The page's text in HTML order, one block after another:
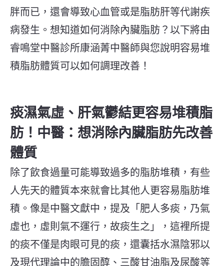
胖而已，還會導致心血管或是脂肪肝等代謝疾
病發生。 想知道如何消除內臟脂肪？以下將由
睿鳴堂中醫診所康涵菁中醫師與您說明容易堆
積脂肪體質可以如何調理改善！
痰濕氣虛、肝氣鬱結更容易堆積脂
肪！中醫：想消除內臟脂肪先改善
體質
除了飲食過量可能導致過多的脂肪堆積，有些
人先天的體質本來就會比其他人更容易脂肪堆
積。像是中醫文獻中，提及「肥人多痰， 乃氣
虛也，虛則氣不運行，故痰生之 」，這裡所提
的痰不僅是肉眼可見的痰，還囊括水濕陰邪以
及現代理論中的膽固醇、三酸甘油脂及尿酸等